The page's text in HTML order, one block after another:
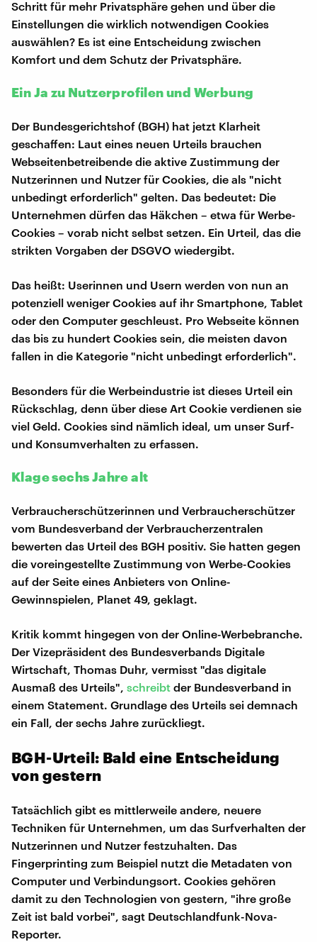
Schritt für mehr Privatsphäre gehen und über die
Einstellungen die wirklich notwendigen Cookies
auswählen? Es ist eine Entscheidung zwischen
Komfort und dem Schutz der Privatsphäre.
Ein Ja zu Nutzerprofilen und Werbung
Der Bundesgerichtshof (BGH) hat jetzt Klarheit
geschaffen: Laut eines neuen Urteils brauchen
Webseitenbetreibende die aktive Zustimmung der
Nutzerinnen und Nutzer für Cookies, die als "nicht
unbedingt erforderlich" gelten. Das bedeutet: Die
Unternehmen dürfen das Häkchen – etwa für Werbe-
Cookies – vorab nicht selbst setzen. Ein Urteil, das die
strikten Vorgaben der DSGVO wiedergibt.
Das heißt: Userinnen und Usern werden von nun an
potenziell weniger Cookies auf ihr Smartphone, Tablet
oder den Computer geschleust. Pro Webseite können
das bis zu hundert Cookies sein, die meisten davon
fallen in die Kategorie "nicht unbedingt erforderlich".
Besonders für die Werbeindustrie ist dieses Urteil ein
Rückschlag, denn über diese Art Cookie verdienen sie
viel Geld. Cookies sind nämlich ideal, um unser Surf-
und Konsumverhalten zu erfassen.
Klage sechs Jahre alt
Verbraucherschützerinnen und Verbraucherschützer
vom Bundesverband der Verbraucherzentralen
bewerten das Urteil des BGH positiv. Sie hatten gegen
die voreingestellte Zustimmung von Werbe-Cookies
auf der Seite eines Anbieters von Online-
Gewinnspielen, Planet 49, geklagt.
Kritik kommt hingegen von der Online-Werbebranche.
Der Vizepräsident des Bundesverbands Digitale
Wirtschaft, Thomas Duhr, vermisst "das digitale
Ausmaß des Urteils", schreibt der Bundesverband in
einem Statement. Grundlage des Urteils sei demnach
ein Fall, der sechs Jahre zurückliegt.
BGH-Urteil: Bald eine Entscheidung
von gestern
Tatsächlich gibt es mittlerweile andere, neuere
Techniken für Unternehmen, um das Surfverhalten der
Nutzerinnen und Nutzer festzuhalten. Das
Fingerprinting zum Beispiel nutzt die Metadaten von
Computer und Verbindungsort. Cookies gehören
damit zu den Technologien von gestern, "ihre große
Zeit ist bald vorbei", sagt Deutschlandfunk-Nova-
Reporter.